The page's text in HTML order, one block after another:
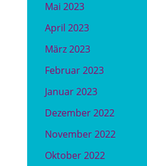
Mai 2023
April 2023
März 2023
Februar 2023
Januar 2023
Dezember 2022
November 2022
Oktober 2022